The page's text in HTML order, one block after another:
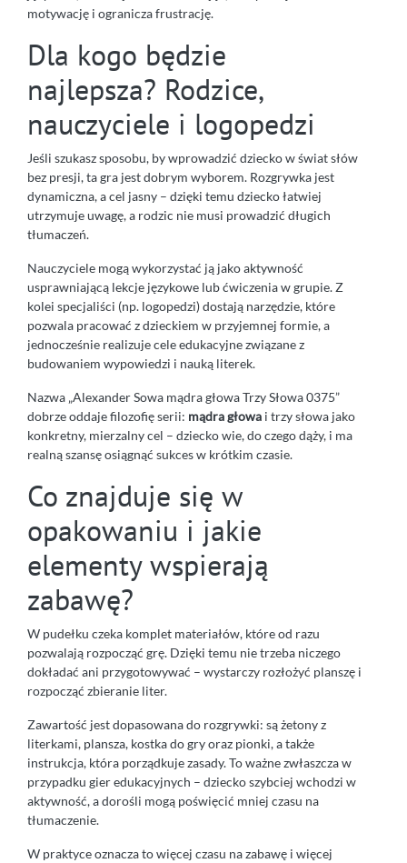
motywację i ogranicza frustrację.
Dla kogo będzie
najlepsza? Rodzice,
nauczyciele i logopedzi
Jeśli szukasz sposobu, by wprowadzić dziecko w świat słów
bez presji, ta gra jest dobrym wyborem. Rozgrywka jest
dynamiczna, a cel jasny – dzięki temu dziecko łatwiej
utrzymuje uwagę, a rodzic nie musi prowadzić długich
tłumaczeń.
Nauczyciele mogą wykorzystać ją jako aktywność
usprawniającą lekcje językowe lub ćwiczenia w grupie. Z
kolei specjaliści (np. logopedzi) dostają narzędzie, które
pozwala pracować z dzieckiem w przyjemnej formie, a
jednocześnie realizuje cele edukacyjne związane z
budowaniem wypowiedzi i nauką literek.
Nazwa „Alexander Sowa mądra głowa Trzy Słowa 0375”
dobrze oddaje filozofię serii: mądra głowa i trzy słowa jako
konkretny, mierzalny cel – dziecko wie, do czego dąży, i ma
realną szansę osiągnąć sukces w krótkim czasie.
Co znajduje się w
opakowaniu i jakie
elementy wspierają
zabawę?
W pudełku czeka komplet materiałów, które od razu
pozwalają rozpocząć grę. Dzięki temu nie trzeba niczego
dokładać ani przygotowywać – wystarczy rozłożyć planszę i
rozpocząć zbieranie liter.
Zawartość jest dopasowana do rozgrywki: są żetony z
literkami, plansza, kostka do gry oraz pionki, a także
instrukcja, która porządkuje zasady. To ważne zwłaszcza w
przypadku gier edukacyjnych – dziecko szybciej wchodzi w
aktywność, a dorośli mogą poświęcić mniej czasu na
tłumaczenie.
W praktyce oznacza to więcej czasu na zabawę i więcej